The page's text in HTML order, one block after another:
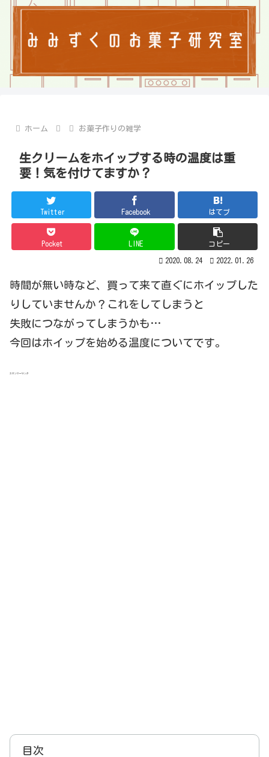
ホーム お菓子作りの雑学
生クリームをホイップする時の温度は重
要！気を付けてますか？
Twitter Facebook はてブ
Pocket LINE コピー
2020.08.24 2022.01.26
時間が無い時など、買って来て直ぐにホイップした
りしていませんか？これをしてしまうと
失敗につながってしまうかも…
今回はホイップを始める温度についてです。
スポンサーリンク
目次